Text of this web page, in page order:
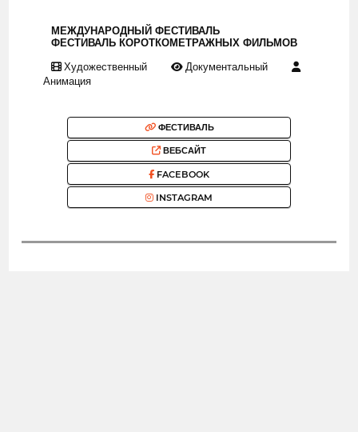
МЕЖДУНАРОДНЫЙ ФЕСТИВАЛЬ
ФЕСТИВАЛЬ КОРОТКОМЕТРАЖНЫХ ФИЛЬМОВ
Художественный
Документальный
Анимация
ФЕСТИВАЛЬ
ВЕБСАЙТ
FACEBOOK
INSTAGRAM